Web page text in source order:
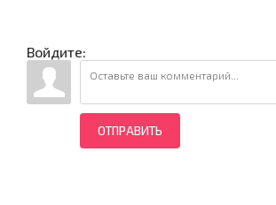
Войдите:
ОТПРАВИТЬ